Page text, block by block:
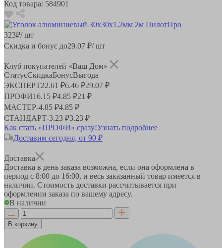
Код товара: 584901
323₽/ шт
Скидка и бонус до29.07 ₽/ шт
Клуб покупателей «Ваш Дом»
СтатусСкидкаБонусВыгода
ЭКСПЕРТ22.61 ₽6.46 ₽29.07 ₽
ПРОФИ16.15 ₽4.85 ₽21 ₽
МАСТЕР-4.85 ₽4.85 ₽
СТАНДАРТ-3.23 ₽3.23 ₽
Как стать «ПРОФИ» сразу!Узнать подробнее
Доставим сегодня, от 90 ₽
Доставка
Доставка в день заказа возможна, если она оформлена в
период с 8:00 до 16:00, и весь заказанный товар имеется в
наличии. Стоимость доставки рассчитывается при
оформлении заказа по вашему адресу.
В наличии
В корзину